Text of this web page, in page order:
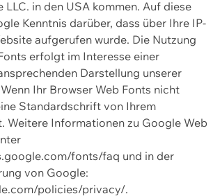
in den USA kommen. Auf diese
Kenntnis darüber, dass über Ihre IP-
aufgerufen wurde. Die Nutzung
erfolgt im Interesse einer
Darstellung unserer
Ihr Browser Web Fonts nicht
Standardschrift von Ihrem
Weitere Informationen zu Google Web
fonts/faq und in der
von Google:
policies/privacy/.